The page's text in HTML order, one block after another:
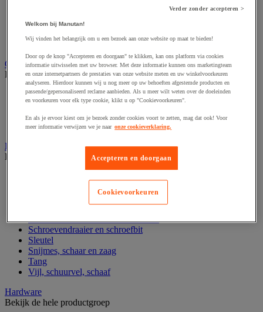
Elektrische uitrusting
Wandcontactdoos en schakelaar
Gereedschap opbergen
Bekijk de hele productgroep
Assortimentsdoos en gereedschapkoffer
Gereedschapskist en opbergtas
Gereedschapskoffer en versterkte kist
Verrijdbare werktafel
Handgereedschap
Bekijk de hele productgroep
Hamer en slagwerktuig
Schroevendraaier en schroefbit
Sleutel
Snijmes, schaar en zaag
Tang
Vijl, schuurvel, schaaf
Hardware
Bekijk de hele productgroep
Verder zonder accepteren >
Welkom bij Manutan!
Wij vinden het belangrijk om u een bezoek aan onze website op maat te bieden!
Door op de knop "Accepteren en doorgaan" te klikken, kan ons platform via cookies
informatie uitwisselen met uw browser. Met deze informatie kunnen ons marketingteam
en onze internetpartners de prestaties van onze website meten en uw winkelvoorkeuren
analyseren. Hierdoor kunnen wij u nog meer op uw behoeften afgestemde producten en
passende/gepersonaliseerd reclame aanbieden. Als u meer wilt weten over de doeleinden
en voorkeuren voor elk type cookie, klikt u op "Cookievoorkeuren".
En als je ervoor kiest om je bezoek zonder cookies voort te zetten, mag dat ook! Voor
meer informatie verwijzen we je naar onze cookieverklaring.
Accepteren en doorgaan
Cookievoorkeuren